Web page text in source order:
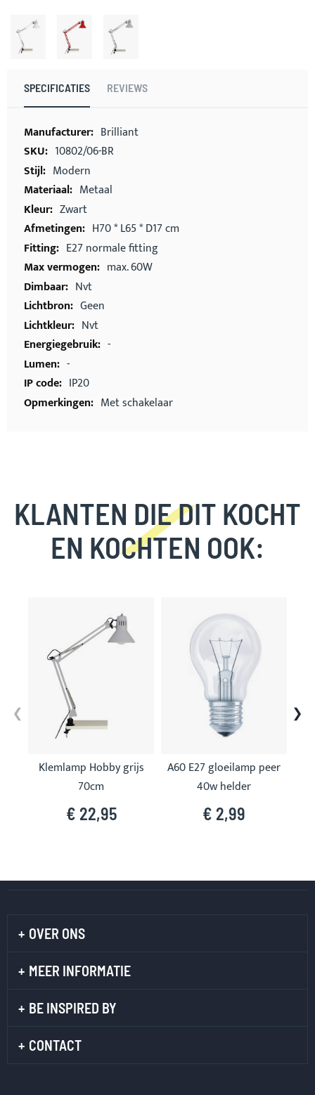
SPECIFICATIES REVIEWS
Meer
informatie
Brilliant
10802/06-BR
Modern
Metaal
Zwart
H70 * L65 * D17 cm
E27 normale fitting
max. 60W
Nvt
Geen
Nvt
-
-
IP20
Met schakelaar
KLANTEN DIE DIT KOCHT
EN KOCHTEN OOK:
Klemlamp Hobby grijs
70cm
€ 22,95
A60 E27 gloeilamp peer
40w helder
€ 2,99
OVER ONS
MEER INFORMATIE
BE INSPIRED BY
CONTACT